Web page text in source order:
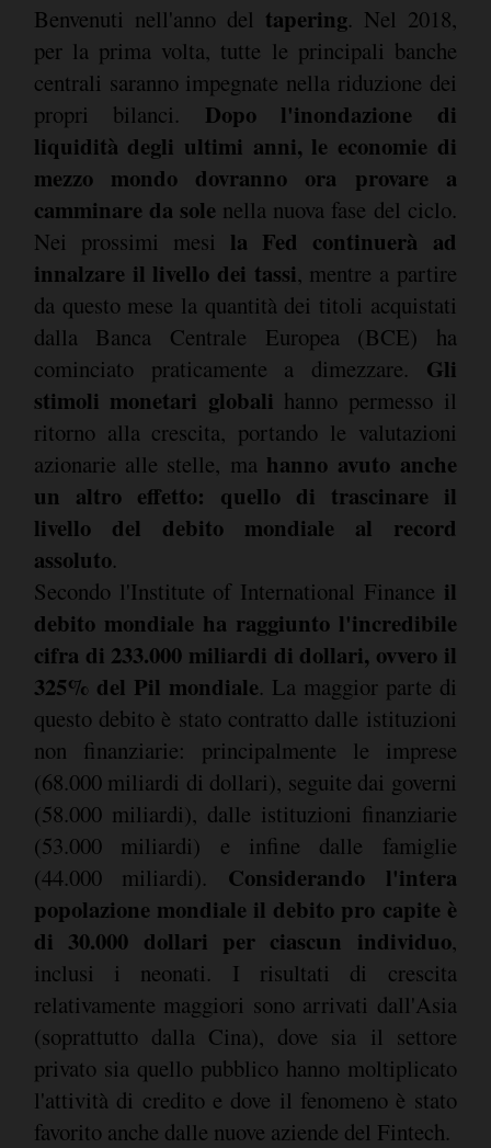
Benvenuti nell'anno del tapering. Nel 2018,
per la prima volta, tutte le principali banche
centrali saranno impegnate nella riduzione dei
propri bilanci. Dopo l'inondazione di
liquidità degli ultimi anni, le economie di
mezzo mondo dovranno ora provare a
camminare da sole nella nuova fase del ciclo.
Nei prossimi mesi la Fed continuerà ad
innalzare il livello dei tassi, mentre a partire
da questo mese la quantità dei titoli acquistati
dalla Banca Centrale Europea (BCE) ha
cominciato praticamente a dimezzare. Gli
stimoli monetari globali hanno permesso il
ritorno alla crescita, portando le valutazioni
azionarie alle stelle, ma hanno avuto anche
un altro effetto: quello di trascinare il
livello del debito mondiale al record
assoluto.
Secondo l'Institute of International Finance il
debito mondiale ha raggiunto l'incredibile
cifra di 233.000 miliardi di dollari, ovvero il
325% del Pil mondiale. La maggior parte di
questo debito è stato contratto dalle istituzioni
non finanziarie: principalmente le imprese
(68.000 miliardi di dollari), seguite dai governi
(58.000 miliardi), dalle istituzioni finanziarie
(53.000 miliardi) e infine dalle famiglie
(44.000 miliardi). Considerando l'intera
popolazione mondiale il debito pro capite è
di 30.000 dollari per ciascun individuo,
inclusi i neonati. I risultati di crescita
relativamente maggiori sono arrivati dall'Asia
(soprattutto dalla Cina), dove sia il settore
privato sia quello pubblico hanno moltiplicato
l'attività di credito e dove il fenomeno è stato
favorito anche dalle nuove aziende del Fintech.